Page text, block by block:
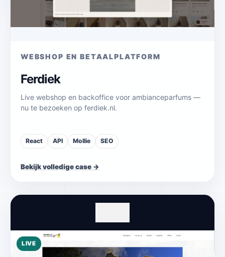
WEBSHOP EN BETAALPLATFORM
Ferdiek
Live webshop en backoffice voor ambianceparfums —
nu te bezoeken op ferdiek.nl.
React API Mollie SEO
Bekijk volledige case →
LIVE